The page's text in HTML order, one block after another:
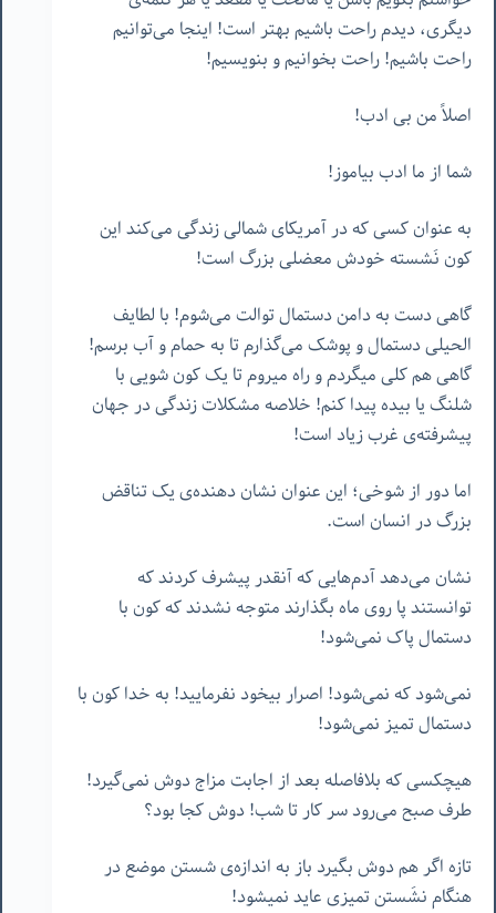
دیگری، دیدم راحت باشیم بهتر است! اینجا می‌توانیم
راحت باشیم! راحت بخوانیم و بنویسیم!
اصلاً من بی ادب!
شما از ما ادب بیاموز!
به عنوان کسی که در آمریکای شمالی زندگی می‌کند این
کون نَشسته خودش معضلی بزرگ است!
گاهی دست به دامن دستمال توالت می‌شوم! با لطایف
الحیلی دستمال و پوشک می‌گذارم تا به حمام و آب برسم!
گاهی هم کلی میگردم و راه میروم تا یک کون شویی با
شلنگ یا بیده پیدا کنم! خلاصه مشکلات زندگی در جهان
پیشرفته‌ی غرب زیاد است!
اما دور از شوخی؛ این عنوان نشان دهنده‌ی یک تناقض
بزرگ در انسان است.
نشان می‌دهد آدم‌هایی که آنقدر پیشرف کردند که
توانستند پا روی ماه بگذارند متوجه نشدند که کون با
دستمال پاک نمی‌شود!
نمی‌شود که نمی‌شود! اصرار بیخود نفرمایید! به خدا کون با
دستمال تمیز نمی‌شود!
هیچکسی که بلافاصله بعد از اجابت مزاج دوش نمی‌گیرد!
طرف صبح می‌رود سر کار تا شب! دوش کجا بود؟
تازه اگر هم دوش بگیرد باز به اندازه‌ی شستن موضع در
هنگام نشَستن تمیزی عاید نمیشود!